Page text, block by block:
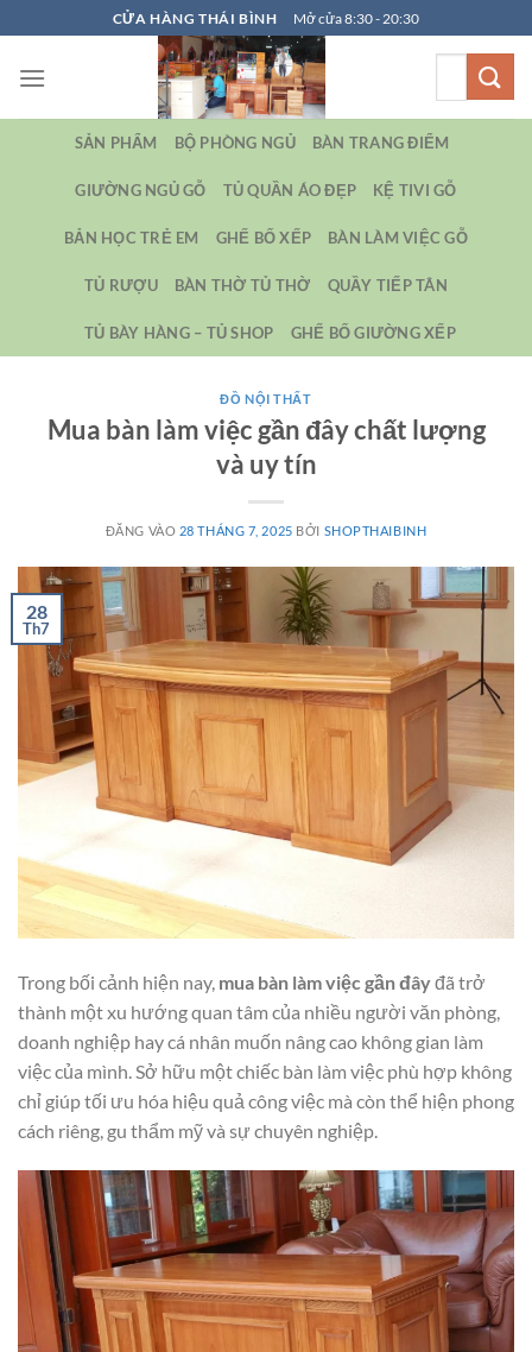
qua
nội
CỬA HÀNG THÁI BÌNH Mở cửa 8:30 - 20:30
SẢN PHẨM BỘ PHÒNG NGỦ BÀN TRANG ĐIỂM
GIƯỜNG NGỦ GỖ TỦ QUẦN ÁO ĐẸP KỆ TIVI GỖ
BẢN HỌC TRẺ EM GHẾ BỐ XẾP BÀN LÀM VIỆC GỖ
TỦ RƯỢU BÀN THỜ TỦ THỜ QUẦY TIẾP TÂN
TỦ BÀY HÀNG – TỦ SHOP GHẾ BỐ GIƯỜNG XẾP
ĐỒ NỘI THẤT
Mua bàn làm việc gần đây chất lượng
và uy tín
ĐĂNG VÀO 28 THÁNG 7, 2025 BỞI SHOPTHAIBINH
28
Th7
Trong bối cảnh hiện nay, mua bàn làm việc gần đâyđã trở
thành một xu hướng quan tâm của nhiều người văn phòng,
doanh nghiệp hay cá nhân muốn nâng cao không gian làm
việc của mình. Sở hữu một chiếc bàn làm việc phù hợp không
chỉ giúp tối ưu hóa hiệu quả công việc mà còn thể hiện phong
cách riêng, gu thẩm mỹ và sự chuyên nghiệp.